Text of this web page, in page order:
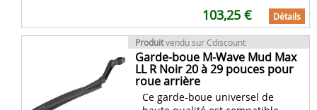
103,25 € Détails
Produitvendu sur Cdiscount
Garde-boue M-Wave Mud Max
LL R Noir 20 à 29 pouces pour
roue arrière
Ce garde-boue universel de